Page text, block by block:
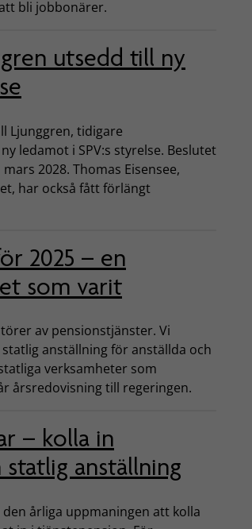
bli jobbonärer.
utsedd till ny
Ljunggren, tidigare
ledamot i SPV:s styrelse. Beslutet
2028. Thomas Eisensee,
har också fått förlängt
2025 – en
som varit
av pensionstjänster. Vi
anställning för anställda och
verksamheter som
årsredovisning till regeringen.
– kolla in
anställning
den årliga uppmaningen att kolla